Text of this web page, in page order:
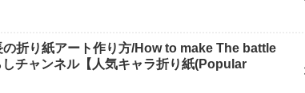
の折り紙アート作り方/How to make The battle
チャンネル【人気キャラ折り紙(Popular